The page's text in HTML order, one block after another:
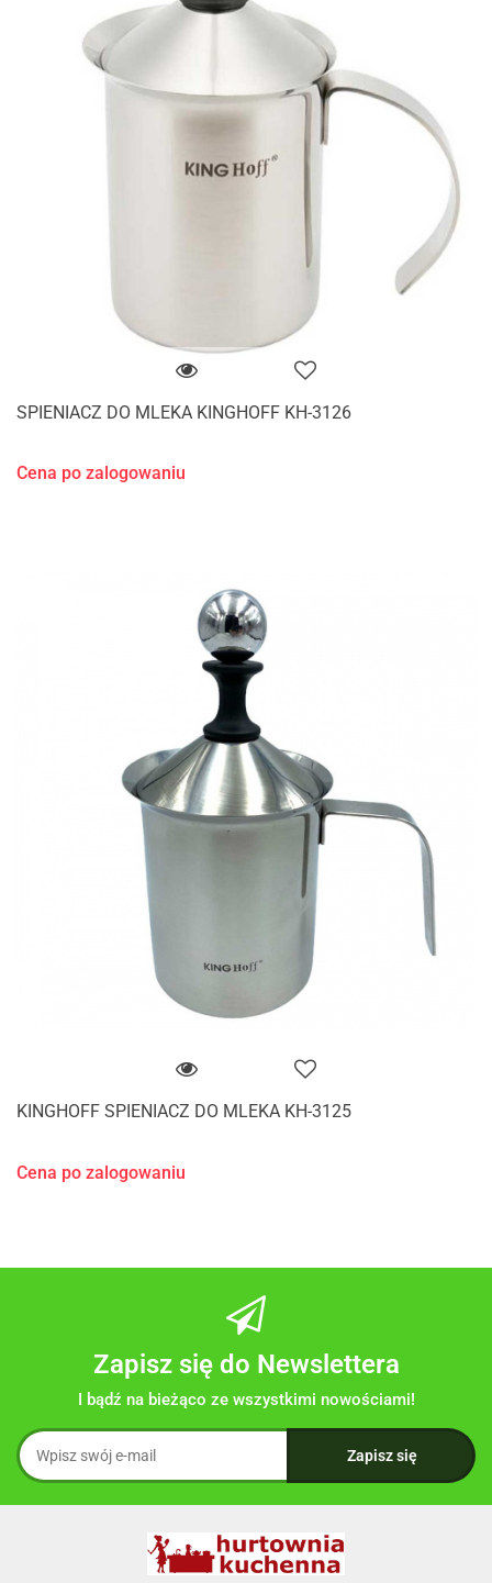
SPIENIACZ DO MLEKA KINGHOFF KH-3126
Cena po zalogowaniu
KINGHOFF SPIENIACZ DO MLEKA KH-3125
Cena po zalogowaniu
Zapisz się do Newslettera
I bądź na bieżąco ze wszystkimi nowościami!